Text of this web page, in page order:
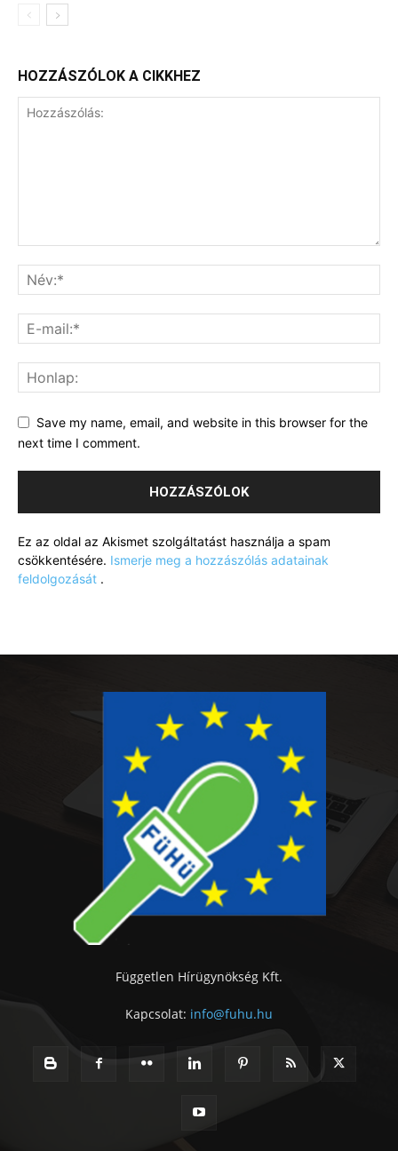
HOZZÁSZÓLOK A CIKKHEZ
Save my name, email, and website in this browser for the
next time I comment.
Ez az oldal az Akismet szolgáltatást használja a spam
csökkentésére. Ismerje meg a hozzászólás adatainak
feldolgozását .
Független Hírügynökség Kft.
Kapcsolat: info@fuhu.hu